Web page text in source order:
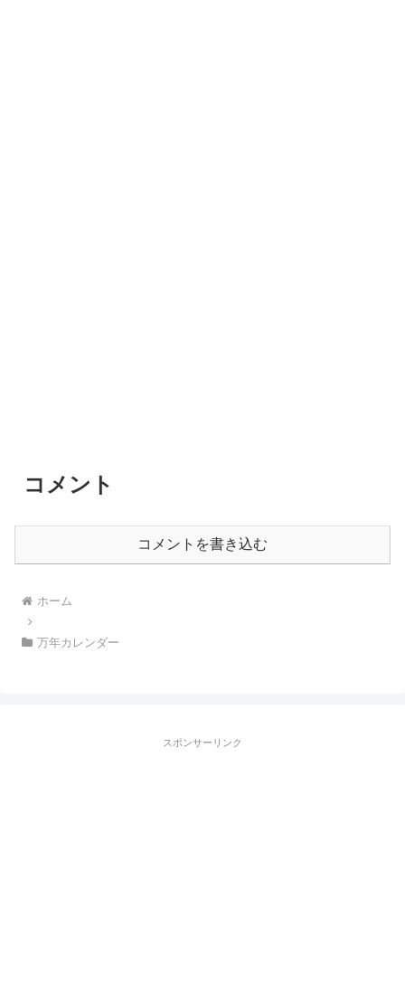
コメント
コメントを書き込む
ホーム
万年カレンダー
スポンサーリンク